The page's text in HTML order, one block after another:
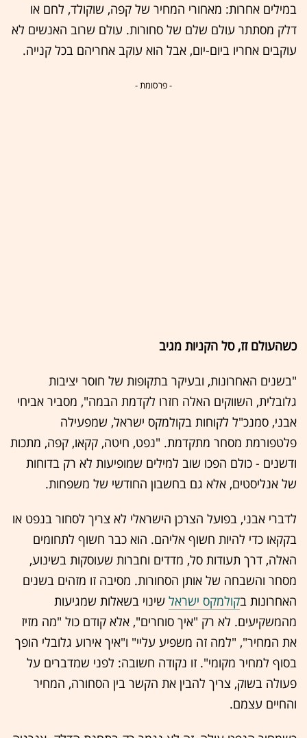
במילים אחרות: מאחורי המחיר של קפה, שוקולד, לחם או
דלק מסתתר עולם שלם של סחורות. עולם שרוב האנשים לא
עוקבים אחריו ביום-יום, אבל הוא עוקב אחריהם בכל קנייה.
- פרסומת -
כשהעולם זז, סל הקניות מגיב
"בשנים האחרונות, ובעיקר בתקופות של חוסר יציבות
גלובלית, השווקים האלה חזרו לקדמת הבמה", מסביר אביחי
אבני, סמנכ"ל לקוחות בקולמקס ישראל, שמפעילה
פלטפורמת מסחר מתקדמת. "נפט, חיטה, קקאו, קפה, מתכות
ודשנים - כולם הפכו שוב למילים שמופיעות לא רק בדוחות
של אנליסטים, אלא גם בחשבון החודשי של משפחות.
לדברי אבני, בפועל הצרכן הישראלי לא צריך לסחור בנפט או
בקקאו כדי להיות חשוף אליהם. הוא כבר חשוף לתחומים
האלה, דרך תעודות סל, מדדים וחברות שעוסקות בשינוע,
מסחר והשבחה של אותן הסחורות. מסיבה זו מזהים בשנים
האחרונות בקולמקס ישראל שינוי בשאלות שמגיעות
מהמשקיעים. לא רק "איך סוחרים", אלא קודם כול "מה מזיז
את המחיר", "למה זה משפיע עליי" ו"איך אירוע גלובלי הופך
בסוף למחיר מקומי". זו נקודה חשובה: לפני שמדברים על
פעולה בשוק, צריך להבין את הקשר בין הסחורה, המחיר
והחיים עצמם.